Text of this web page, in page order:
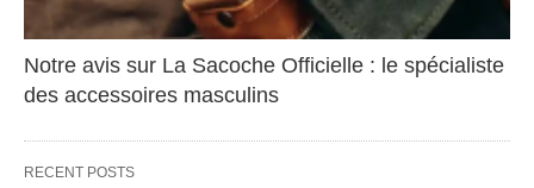
Notre avis sur La Sacoche Officielle : le spécialiste
des accessoires masculins
RECENT POSTS